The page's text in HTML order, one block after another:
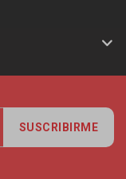
SUSCRIBIRME